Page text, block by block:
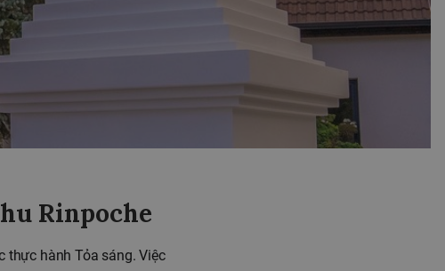
Rinpoche
thực hành Tỏa sáng. Việc